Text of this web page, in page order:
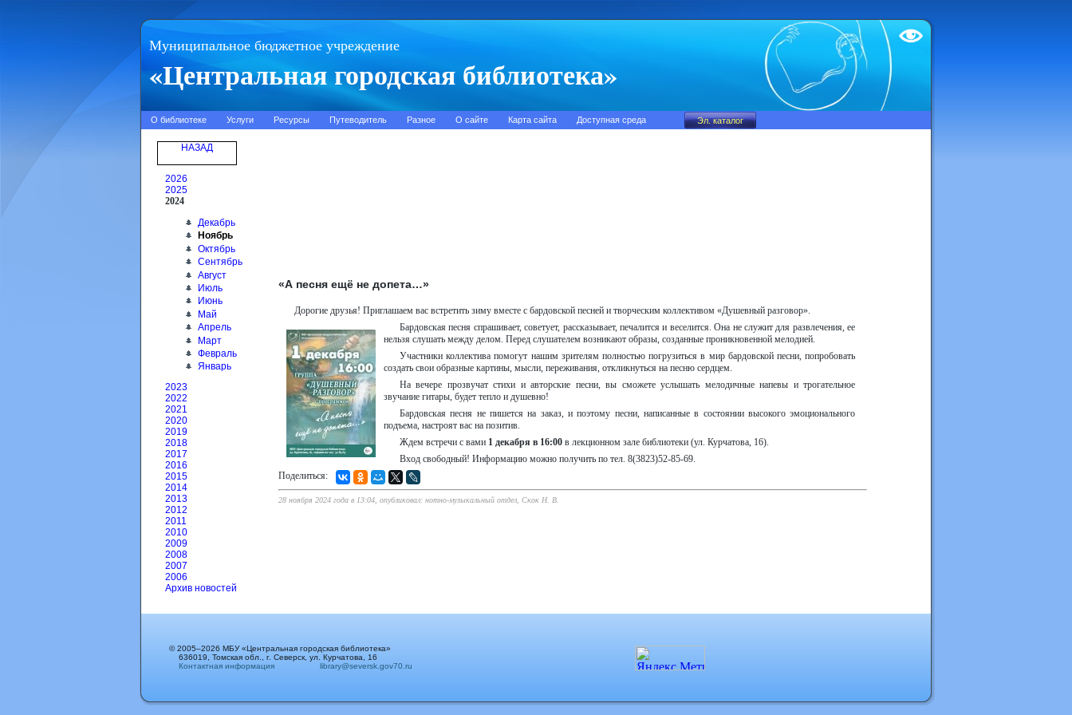
Муниципальное бюджетное учреждение
«Центральная городская библиотека»
Test
О библиотеке Услуги Ресурсы Путеводитель Разное О сайте Карта сайта Доступная среда
НАЗАД
2026
2025
2024
Декабрь
Ноябрь
Октябрь
Сентябрь
Август
Июль
Июнь
Май
Апрель
Март
Февраль
Январь
2023
2022
2021
2020
2019
2018
2017
2016
2015
2014
2013
2012
2011
2010
2009
2008
2007
2006
Архив новостей
«А песня ещё не допета…»
Дорогие друзья! Приглашаем вас встретить зиму вместе с бардовской песней и творческим коллективом «Душевный разговор».
Бардовская песня спрашивает, советует, рассказывает, печалится и веселится. Она не служит для развлечения, ее
нельзя слушать между делом. Перед слушателем возникают образы, созданные проникновенной мелодией.
Участники коллектива помогут нашим зрителям полностью погрузиться в мир бардовской песни, попробовать
создать свои образные картины, мысли, переживания, откликнуться на песню сердцем.
На вечере прозвучат стихи и авторские песни, вы сможете услышать мелодичные напевы и трогательное
звучание гитары, будет тепло и душевно!
Бардовская песня не пишется на заказ, и поэтому песни, написанные в состоянии высокого эмоционального
подъема, настроят вас на позитив.
Ждем встречи с вами 1 декабря в 16:00 в лекционном зале библиотеки (ул. Курчатова, 16).
Вход свободный! Информацию можно получить по тел. 8(3823)52-85-69.
Поделиться:
28 ноября 2024 года в 13:04, опубликовал: нотно-музыкальный отдел, Скок Н. В.
© 2005–2026 МБУ «Центральная городская библиотека»
636019, Томская обл., г. Северск, ул. Курчатова, 16
Контактная информация
library@seversk.gov70.ru